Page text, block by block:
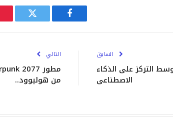
فيسبوك تويتر
السابق
التركز على الذكاء
الاصطناعي
التالي
من هوليوود..